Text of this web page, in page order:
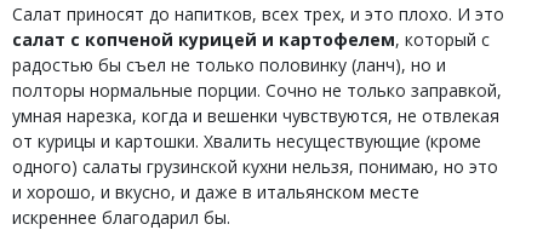
Салат приносят до напитков, всех трех, и это плохо. И это
салат с копченой курицей и картофелем, который с
радостью бы съел не только половинку (ланч), но и
полторы нормальные порции. Сочно не только заправкой,
умная нарезка, когда и вешенки чувствуются, не отвлекая
от курицы и картошки. Хвалить несуществующие (кроме
одного) салаты грузинской кухни нельзя, понимаю, но это
и хорошо, и вкусно, и даже в итальянском месте
искреннее благодарил бы.